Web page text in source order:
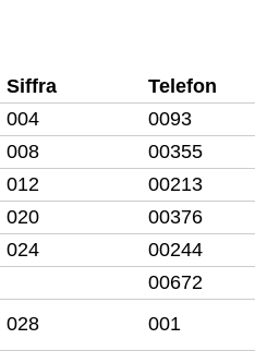
Siffra Telefon
004 0093
008 00355
012 00213
020 00376
024 00244
00672
028 001